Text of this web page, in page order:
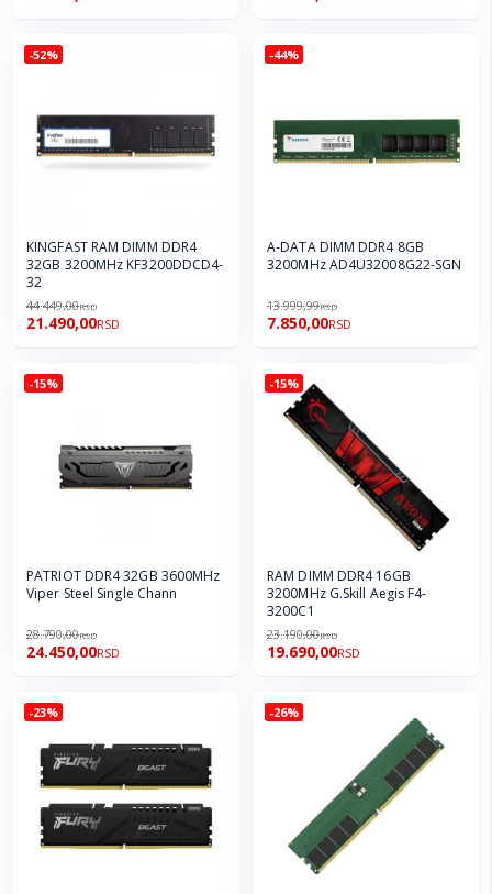
-52%
KINGFAST RAM DIMM DDR4
32GB 3200MHz KF3200DDCD4-
32
44.449,00RSD
21.490,00RSD
-44%
A-DATA DIMM DDR4 8GB
3200MHz AD4U32008G22-SGN
13.999,99RSD
7.850,00RSD
-15%
PATRIOT DDR4 32GB 3600MHz
Viper Steel Single Chann
28.790,00RSD
24.450,00RSD
-15%
RAM DIMM DDR4 16GB
3200MHz G.Skill Aegis F4-
3200C1
23.190,00RSD
19.690,00RSD
-23% -26%